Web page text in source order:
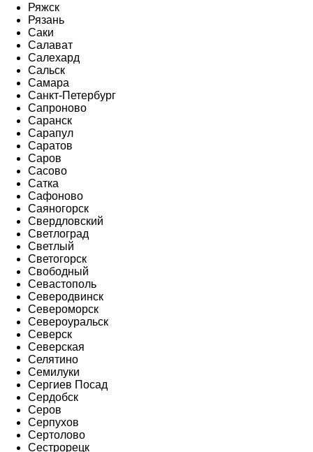
Ряжск
Рязань
Саки
Салават
Салехард
Сальск
Самара
Санкт-Петербург
Сапроново
Саранск
Сарапул
Саратов
Саров
Сасово
Сатка
Сафоново
Саяногорск
Свердловский
Светлоград
Светлый
Светогорск
Свободный
Севастополь
Северодвинск
Североморск
Североуральск
Северск
Северская
Селятино
Семилуки
Сергиев Посад
Сердобск
Серов
Серпухов
Сертолово
Сестрорецк